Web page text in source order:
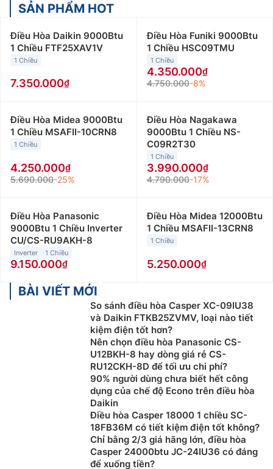
SẢN PHẨM HOT
Điều Hòa Daikin 9000Btu
1 Chiều FTF25XAV1V
1 Chiều
7.350.000
Điều Hòa Funiki 9000Btu
1 Chiều HSC09TMU
1 Chiều
4.350.000
4.750.000-8%
Điều Hòa Midea 9000Btu
1 Chiều MSAFII-10CRN8
1 Chiều
4.250.000
5.690.000-25%
Điều Hòa Nagakawa
9000Btu 1 Chiều NS-
C09R2T30
1 Chiều
3.990.000
4.790.000-17%
Điều Hòa Panasonic
9000Btu 1 Chiều Inverter
CU/CS-RU9AKH-8
Inverter 1 Chiều
9.150.000
Điều Hòa Midea 12000Btu
1 Chiều MSAFII-13CRN8
1 Chiều
5.250.000
BÀI VIẾT MỚI
So sánh điều hòa Casper XC-09IU38
và Daikin FTKB25ZVMV, loại nào tiết
kiệm điện tốt hơn?
Nên chọn điều hòa Panasonic CS-
U12BKH-8 hay dòng giá rẻ CS-
RU12CKH-8D để tối ưu chi phí?
90% người dùng chưa biết hết công
dụng của chế độ Econo trên điều hòa
Daikin
Điều hòa Casper 18000 1 chiều SC-
18FB36M có tiết kiệm điện tốt không?
Chỉ bằng 2/3 giá hãng lớn, điều hòa
Casper 24000btu JC-24IU36 có đáng
để xuống tiền?